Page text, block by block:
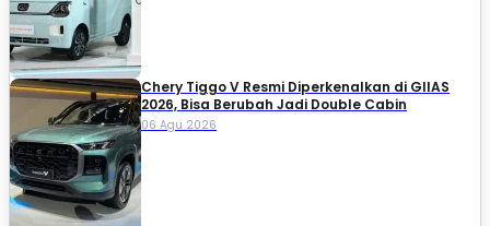
Chery Tiggo V Resmi Diperkenalkan di GIIAS
2026, Bisa Berubah Jadi Double Cabin
06 Agu 2026